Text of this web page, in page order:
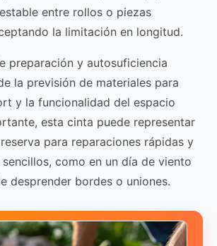
entre rollos o piezas
la limitación en longitud.
preparación y autosuficiencia
la previsión de materiales para
y la funcionalidad del espacio
esta cinta puede representar
para reparaciones rápidas y
como en un día de viento
desprender bordes o uniones.